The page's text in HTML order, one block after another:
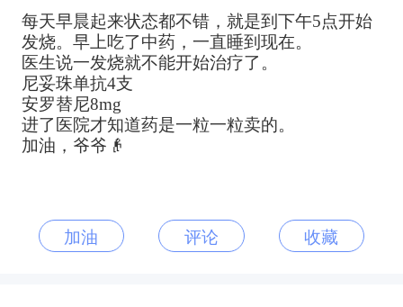
每天早晨起来状态都不错，就是到下午5点开始
发烧。早上吃了中药，一直睡到现在。
医生说一发烧就不能开始治疗了。
尼妥珠单抗4支
安罗替尼8mg
进了医院才知道药是一粒一粒卖的。
加油，爷爷👴
加油 评论 收藏